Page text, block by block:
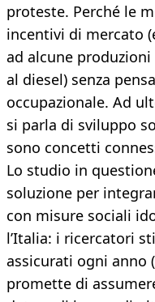
proteste. Perché le
incentivi di mercato
ad alcune
al diesel) senza
occupazionale. Ad
si parla di sviluppo
sono concetti
Lo studio in
soluzione per
con misure sociali
l’Italia: i ricercatori
assicurati ogni anno
promette di